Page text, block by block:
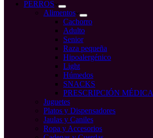
compraPERROS
Alimentos
Cachorro
Adulto
Senior
Raza pequeña
Hipoalergénico
Light
Húmedos
SNACKS
PRESCRIPCIÓN MÉDICA
Juguetes
Platos y Dispensadores
Jaulas y Caniles
Ropa y Accesorios